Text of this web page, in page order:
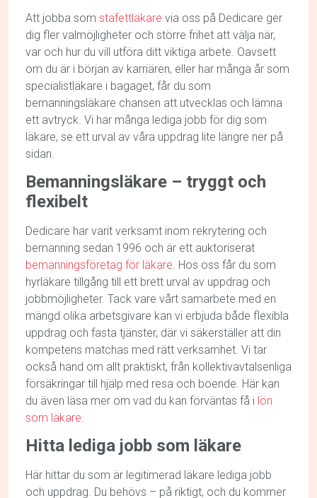
Att jobba som stafettläkare via oss på Dedicare ger
dig fler valmöjligheter och större frihet att välja när,
var och hur du vill utföra ditt viktiga arbete. Oavsett
om du är i början av karriären, eller har många år som
specialistläkare i bagaget, får du som
bemanningsläkare chansen att utvecklas och lämna
ett avtryck. Vi har många lediga jobb för dig som
läkare, se ett urval av våra uppdrag lite längre ner på
sidan.
Bemanningsläkare – tryggt och
flexibelt
Dedicare har varit verksamt inom rekrytering och
bemanning sedan 1996 och är ett auktoriserat
bemanningsföretag för läkare. Hos oss får du som
hyrläkare tillgång till ett brett urval av uppdrag och
jobbmöjligheter. Tack vare vårt samarbete med en
mängd olika arbetsgivare kan vi erbjuda både flexibla
uppdrag och fasta tjänster, där vi säkerställer att din
kompetens matchas med rätt verksamhet. Vi tar
också hand om allt praktiskt, från kollektivavtalsenliga
försäkringar till hjälp med resa och boende. Här kan
du även läsa mer om vad du kan förväntas få i lön
som läkare.
Hitta lediga jobb som läkare
Här hittar du som är legitimerad läkare lediga jobb
och uppdrag. Du behövs – på riktigt, och du kommer